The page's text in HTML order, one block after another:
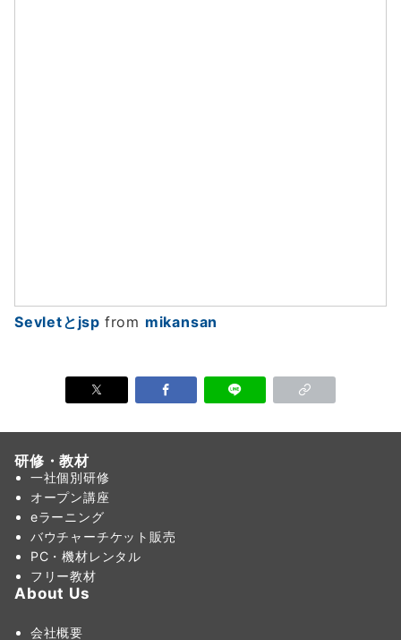
Sevletとjsp from mikansan
研修・教材
一社個別研修
オープン講座
eラーニング
バウチャーチケット販売
PC・機材レンタル
フリー教材
About Us
会社概要